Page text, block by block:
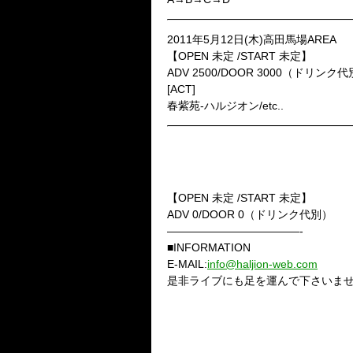
2011年5月12日(木)高田馬場AREA
【OPEN 未定 /START 未定】
ADV 2500/DOOR 3000（ドリンク代
[ACT]
春紫苑-ハルジオン/etc..
【OPEN 未定 /START 未定】
ADV 0/DOOR 0（ドリンク代別）
————————————-
■INFORMATION
E-MAIL:info@haljion-web.com
是非ライブにも足を運んで下さいませ